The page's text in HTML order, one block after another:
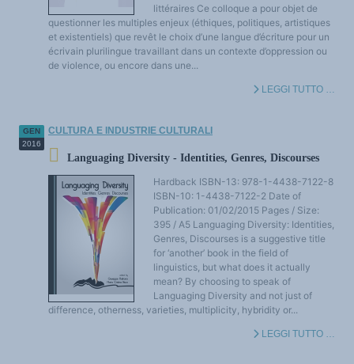
littéraires Ce colloque a pour objet de
questionner les multiples enjeux (éthiques, politiques, artistiques
et existentiels) que revêt le choix d’une langue d’écriture pour un
écrivain plurilingue travaillant dans un contexte d’oppression ou
de violence, ou encore dans une...
LEGGI TUTTO …
GEN
2016
CULTURA E INDUSTRIE CULTURALI
Languaging Diversity - Identities, Genres, Discourses
Hardback ISBN-13: 978-1-4438-7122-8
ISBN-10: 1-4438-7122-2 Date of
Publication: 01/02/2015 Pages / Size:
395 / A5 Languaging Diversity: Identities,
Genres, Discourses is a suggestive title
for ‘another’ book in the field of
linguistics, but what does it actually
mean? By choosing to speak of
Languaging Diversity and not just of
difference, otherness, varieties, multiplicity, hybridity or...
LEGGI TUTTO …